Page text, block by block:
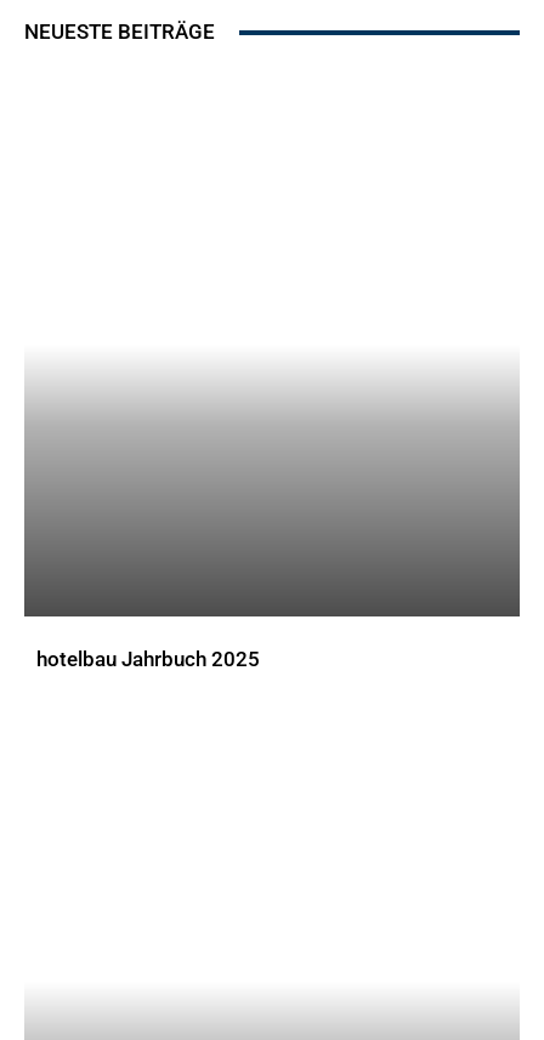
NEUESTE BEITRÄGE
hotelbau Jahrbuch 2025